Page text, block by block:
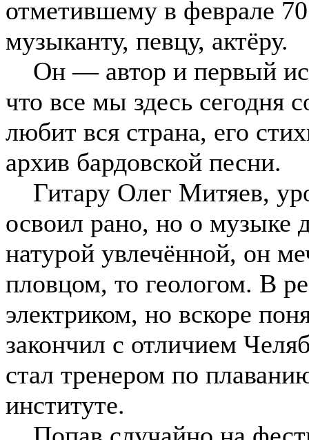
отметившему в феврале
музыканту, певцу, актёру.
Он — автор и первый
что все мы здесь сегодня
любит вся страна, его
архив бардовской песни.
Гитару Олег Митяев,
освоил рано, но о
натурой увлечённой, он
пловцом, то геологом. В
электриком, но вскоре
закончил с отличием
стал тренером по
институте.